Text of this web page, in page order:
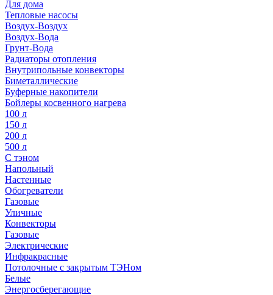
Для дома
Тепловые насосы
Воздух-Воздух
Воздух-Вода
Грунт-Вода
Радиаторы отопления
Внутрипольные конвекторы
Биметаллические
Буферные накопители
Бойлеры косвенного нагрева
100 л
150 л
200 л
500 л
С тэном
Напольный
Настенные
Обогреватели
Газовые
Уличные
Конвекторы
Газовые
Электрические
Инфракрасные
Потолочные с закрытым ТЭНом
Белые
Энергосберегающие